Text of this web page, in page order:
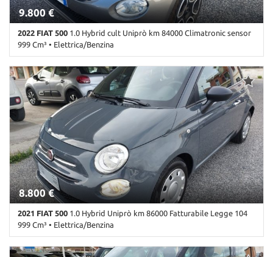
9.800 €
2022 FIAT 500 1.0 Hybrid cult Uniprò km 84000 Climatronic sensor
999 Cm³ • Elettrica/Benzina
84.000 Km • Cambio Manuale (6) • Grigio metallizzato • 3 Porte •
ABS • Airbag • Airbag laterali • Airbag Passeggero • Airbag testa •
Alzacristalli elettrici • Autoradio • Autoradio digitale • Bluetooth •
Chiusura centralizzata • Climatizzatore • Controllo automatico
clima • Controllo trazione • Cruise Control • ESP • Fendinebbia •
Immobilizzatore elettronico • Sedile posteriore sdoppiato •
Sensori di parcheggio posteriori • Servosterzo • Start/Stop
Automatico • USB • Volante in pelle
8.800 €
2021 FIAT 500 1.0 Hybrid Uniprò km 86000 Fatturabile Legge 104
999 Cm³ • Elettrica/Benzina
86.000 Km • Cambio Manuale (6) • Grigio pastello • 3 Porte • ABS •